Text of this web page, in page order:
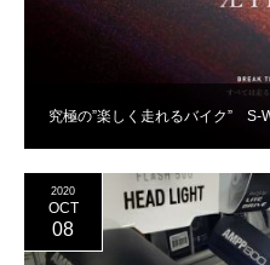
究極の”楽しく走れるバイク” S-
2020
OCT
08